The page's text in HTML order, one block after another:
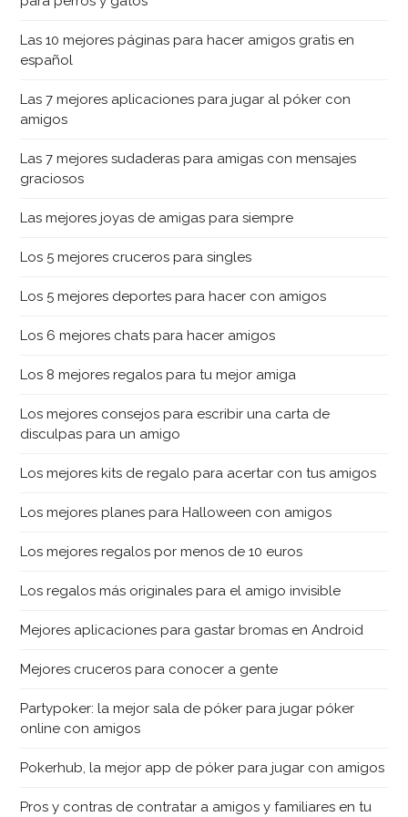
Las 10 mejores páginas para hacer amigos gratis en
español
Las 7 mejores aplicaciones para jugar al póker con
amigos
Las 7 mejores sudaderas para amigas con mensajes
graciosos
Las mejores joyas de amigas para siempre
Los 5 mejores cruceros para singles
Los 5 mejores deportes para hacer con amigos
Los 6 mejores chats para hacer amigos
Los 8 mejores regalos para tu mejor amiga
Los mejores consejos para escribir una carta de
disculpas para un amigo
Los mejores kits de regalo para acertar con tus amigos
Los mejores planes para Halloween con amigos
Los mejores regalos por menos de 10 euros
Los regalos más originales para el amigo invisible
Mejores aplicaciones para gastar bromas en Android
Mejores cruceros para conocer a gente
Partypoker: la mejor sala de póker para jugar póker
online con amigos
Pokerhub, la mejor app de póker para jugar con amigos
Pros y contras de contratar a amigos y familiares en tu